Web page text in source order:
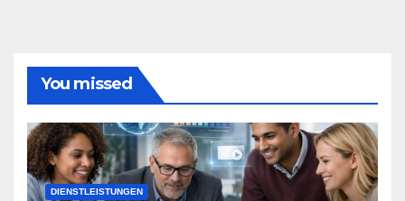
You missed
DIENSTLEISTUNGEN